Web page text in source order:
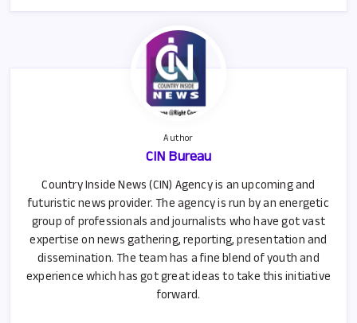
A
p
p
Author
CIN Bureau
Country Inside News (CIN) Agency is an upcoming and
futuristic news provider. The agency is run by an energetic
group of professionals and journalists who have got vast
expertise on news gathering, reporting, presentation and
dissemination. The team has a fine blend of youth and
experience which has got great ideas to take this initiative
forward.